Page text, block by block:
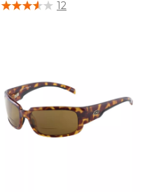
3,4 sur 5 Évaluation des clients
12